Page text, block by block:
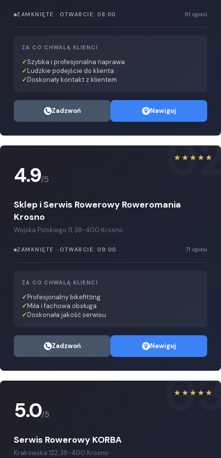
ZAMKNIĘTE · OTWARCIE: 08:00 91 opinii
ZA CO CHWALĄ KLIENCI
Szybka i profesjonalna naprawa
Ludzkie podejście do klienta
Doskonały kontakt z klientem
Zadzwoń Nawiguj
★★★★★
4.9/5
Sklep i Serwis Rowerowy Roweromania
Krosno
Wojska Polskiego 11, 38-400 Krosno
ZAMKNIĘTE · OTWARCIE: 09:00 71 opinii
ZA CO CHWALĄ KLIENCI
Profesjonalny bikefitting
Miła i fachowa obsługa
Doskonała jakość serwisu
Zadzwoń Nawiguj
★★★★★
5.0/5
Serwis Rowerowy KORBA
Krakowska 122, 38-400 Krosno